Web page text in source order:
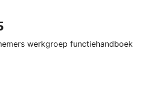
werkgroep functiehandboek